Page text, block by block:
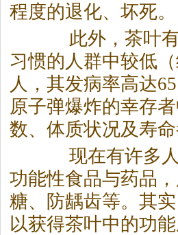
程度的退化、坏死。
此外，茶叶有
习惯的人群中较低
人，其发病率高达
原子弹爆炸的幸存
数、体质状况及寿
现在有许多人
功能性食品与药品
糖、防龋齿等。其
以获得茶叶中的功